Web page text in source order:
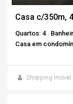
Casa c/350m,
Quartos: 4
Casa em
Shopping Imóvel